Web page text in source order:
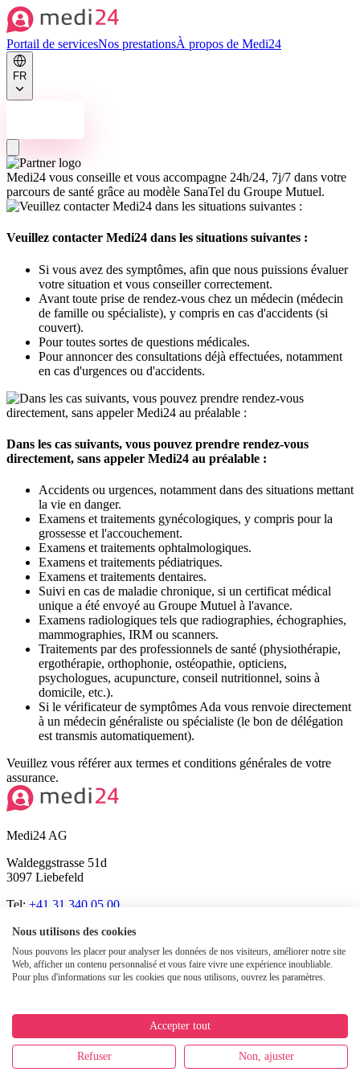
Portail de servicesNos prestationsÀ propos de Medi24
FR
Medi24 vous conseille et vous accompagne 24h/24, 7j/7 dans votre
parcours de santé grâce au modèle SanaTel du Groupe Mutuel.
Veuillez contacter Medi24 dans les situations suivantes :
Si vous avez des symptômes, afin que nous puissions évaluer
votre situation et vous conseiller correctement.
Avant toute prise de rendez-vous chez un médecin (médecin
de famille ou spécialiste), y compris en cas d'accidents (si
couvert).
Pour toutes sortes de questions médicales.
Pour annoncer des consultations déjà effectuées, notamment
en cas d'urgences ou d'accidents.
Dans les cas suivants, vous pouvez prendre rendez-vous
directement, sans appeler Medi24 au préalable :
Accidents ou urgences, notamment dans des situations mettant
la vie en danger.
Examens et traitements gynécologiques, y compris pour la
grossesse et l'accouchement.
Examens et traitements ophtalmologiques.
Examens et traitements pédiatriques.
Examens et traitements dentaires.
Suivi en cas de maladie chronique, si un certificat médical
unique a été envoyé au Groupe Mutuel à l'avance.
Examens radiologiques tels que radiographies, échographies,
mammographies, IRM ou scanners.
Traitements par des professionnels de santé (physiothérapie,
ergothérapie, orthophonie, ostéopathie, opticiens,
psychologues, acupuncture, conseil nutritionnel, soins à
domicile, etc.).
Si le vérificateur de symptômes Ada vous renvoie directement
à un médecin généraliste ou spécialiste (le bon de délégation
est transmis automatiquement).
Veuillez vous référer aux termes et conditions générales de votre
assurance.
Medi24 AG
Waldeggstrasse 51d
3097 Liebefeld
Tel: +41 31 340 05 00
ZSR O388902
Numéro de registre du commerce
CHE-101.216.589
Protection des données du cabinet médical virtuelEmplois &
Protection des données
Pour les patient·e·sPour les partenaires
© Medi24 AG 2026. Tous droits réservés.
Nous utilisons des cookies
Nous pouvons les placer pour analyser les données de nos visiteurs, améliorer notre site
Web, afficher un contenu personnalisé et vous faire vivre une expérience inoubliable.
Pour plus d'informations sur les cookies que nous utilisons, ouvrez les paramètres.
Accepter tout
Refuser Non, ajuster